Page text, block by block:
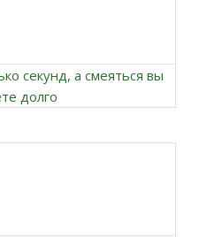
секунд, а смеяться вы
долго